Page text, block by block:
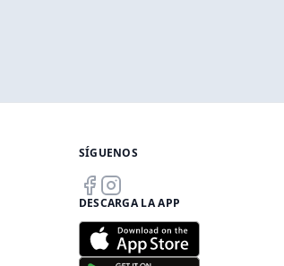
SÍGUENOS
DESCARGA LA APP